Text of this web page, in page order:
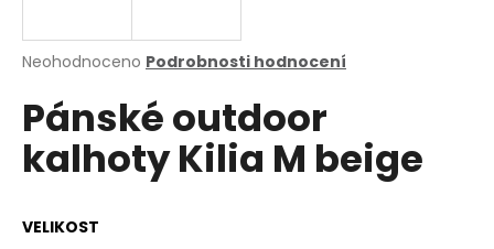
Průměrné
produktu
je
0,0
Neohodnoceno Podrobnosti hodnocení
Pánské outdoor
kalhoty Kilia M beige
VELIKOST
j
t
?